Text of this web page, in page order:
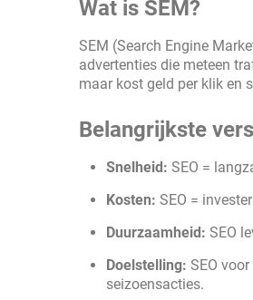
Wat is SEM?
SEM (Search Engine
advertenties die meteen
maar kost geld per klik en
Belangrijkste
Snelheid: SEO =
Kosten: SEO =
Duurzaamheid: SEO
Doelstelling: SEO
seizoensacties.